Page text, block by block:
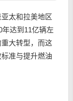
太和拉美地区
达到11亿辆左
大转型，而这
准与提升燃油